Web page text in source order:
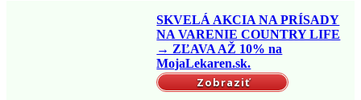
SKVELÁ AKCIA NA PRÍSADY
NA VARENIE COUNTRY LIFE
→ ZĽAVA AŽ 10% na
MojaLekaren.sk.
Zobraziť